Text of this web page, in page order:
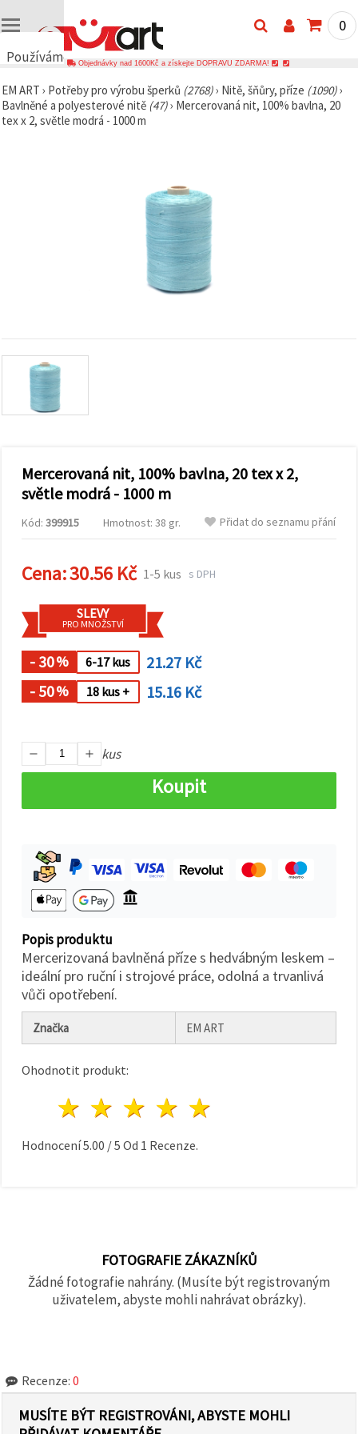
Používáme
🍪
Používáme
cookies a
zobrazovali
obsah a
reklamu, a
našich
marketing.
souhlasit s
všech
cookies
"Přijmout
uvést své
preference v
Nastavení
výběrem
daného
typu
cookies a
kliknutím
Přijmout
0
Objednávky nad 1600Kč a získejte DOPRAVU ZDARMA!
EM ART › Potřeby pro výrobu šperků (2768)› Nitě, šňůry, příze (1090)›
Bavlněné a polyesterové nitě (47)› Mercerovaná nit, 100% bavlna, 20
tex x 2, světle modrá - 1000 m
Mercerovaná nit, 100% bavlna, 20 tex x 2,
světle modrá - 1000 m
Kód: 399915 Hmotnost: 38 gr. Přidat do seznamu přání
Cena:30.56 Kč 1-5 kus s DPH
SLEVY
PRO MNOŽSTVÍ
- 30% 6-17 kus
21.27 Kč
- 50% 18 kus + 15.16 Kč
kus
Koupit
Popis produktu
Mercerizovaná bavlněná příze s hedvábným leskem –
ideální pro ruční i strojové práce, odolná a trvanlivá
vůči opotřebení.
Značka EM ART
Ohodnotit produkt:
4 hvězdy
3 hvězdy
2 hvězdy
1 hvězda
Hodnocení5.00 /5 Od 1 Recenze.
FOTOGRAFIE ZÁKAZNÍKŮ
Žádné fotografie nahrány. (Musíte být registrovaným
uživatelem, abyste mohli nahrávat obrázky).
Recenze: 0
MUSÍTE BÝT REGISTROVÁNI, ABYSTE MOHLI